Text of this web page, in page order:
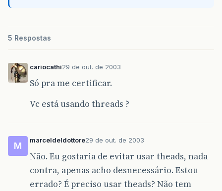
5 Respostas
cariocathi29 de out. de 2003
Só pra me certificar.
Vc está usando threads ?
M
marceldeldottore29 de out. de 2003
Não. Eu gostaria de evitar usar theads, nada
contra, apenas acho desnecessário. Estou
errado? É preciso usar theads? Não tem